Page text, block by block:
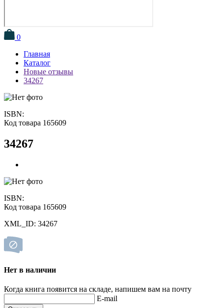
0
Главная
Каталог
Новые отзывы
34267
ISBN:
Код товара 165609
34267
ISBN:
Код товара 165609
XML_ID: 34267
Нет в наличии
Когда книга появится на складе, напишем вам на почту
E-mail